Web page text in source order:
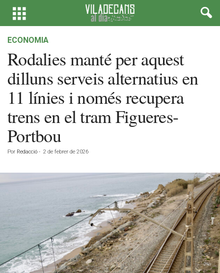
ECONOMIA
Rodalies manté per aquest
dilluns serveis alternatius en
11 línies i només recupera
trens en el tram Figueres-
Portbou
Por Redacció - 2 de febrer de 2026